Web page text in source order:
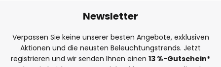
Newsletter
Verpassen Sie keine unserer besten Angebote, exklusiven
Aktionen und die neusten Beleuchtungstrends. Jetzt
registrieren und wir senden Ihnen einen 13 %-Gutschein*